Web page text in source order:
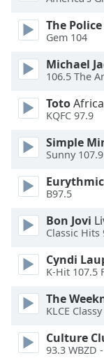
dialog
window.
cancel
and
close
window.
Text
Color
Opacity
Text
Color
Opacity
The Police
Gem 104
Michael
106.5 The
TotoAfrica
KQFC 97.9
Simple
Sunny 107.9
B97.5
Bon Jovi
Classic Hits
Cyndi
K-Hit 107.5
The
KLCE
Culture
93.3 WBZD